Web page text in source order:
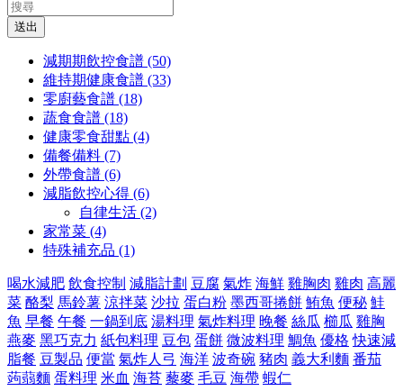
送出
減期期飲控食譜 (50)
維持期健康食譜 (33)
零廚藝食譜 (18)
蔬食食譜 (18)
健康零食甜點 (4)
備餐備料 (7)
外帶食譜 (6)
減脂飲控心得 (6)
自律生活 (2)
家常菜 (4)
特殊補充品 (1)
喝水減肥 飲食控制 減脂計劃 豆腐 氣炸 海鮮 雞胸肉 雞肉 高麗
菜 酪梨 馬鈴薯 涼拌菜 沙拉 蛋白粉 墨西哥捲餅 鮪魚 便秘 鮭
魚 早餐 午餐 一鍋到底 湯料理 氣炸料理 晚餐 絲瓜 櫛瓜 雞胸
燕麥 黑巧克力 紙包料理 豆包 蛋餅 微波料理 鯛魚 優格 快速減
脂餐 豆製品 便當 氣炸人弓 海洋 波奇碗 豬肉 義大利麵 番茄
蒟蒻麵 蛋料理 米血 海苔 藜麥 毛豆 海帶 蝦仁